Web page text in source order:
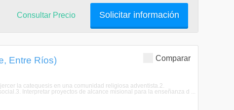
Solicitar información
Consultar Precio
Comparar
Entre Ríos)
la catequesis en una comunidad religiosa adventista.2.
Interpretar proyectos de alcance misional para la enseñanza d ...